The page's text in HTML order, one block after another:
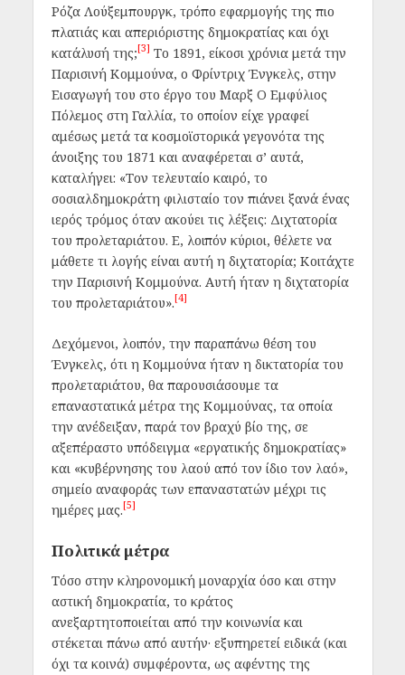
Ρόζα Λούξεμπουργκ, τρόπο εφαρμογής της πιο
πλατιάς και απεριόριστης δημοκρατίας και όχι
κατάλυσή της;[3] Το 1891, είκοσι χρόνια μετά την
Παρισινή Κομμούνα, ο Φρίντριχ Ένγκελς, στην
Εισαγωγή του στο έργο του Μαρξ Ο Εμφύλιος
Πόλεμος στη Γαλλία, το οποίον είχε γραφεί
αμέσως μετά τα κοσμοϊστορικά γεγονότα της
άνοιξης του 1871 και αναφέρεται σ’ αυτά,
καταλήγει: «Τον τελευταίο καιρό, το
σοσιαλδημοκράτη φιλισταίο τον πιάνει ξανά ένας
ιερός τρόμος όταν ακούει τις λέξεις: Διχτατορία
του προλεταριάτου. Ε, λοιπόν κύριοι, θέλετε να
μάθετε τι λογής είναι αυτή η διχτατορία; Κοιτάχτε
την Παρισινή Κομμούνα. Αυτή ήταν η διχτατορία
του προλεταριάτου».[4]
Δεχόμενοι, λοιπόν, την παραπάνω θέση του
Ένγκελς, ότι η Κομμούναήταν η δικτατορία του
προλεταριάτου, θα παρουσιάσουμε τα
επαναστατικά μέτρα της Κομμούνας, τα οποία
την ανέδειξαν, παρά τον βραχύ βίο της, σε
αξεπέραστο υπόδειγμα «εργατικής δημοκρατίας»
και «κυβέρνησης του λαού από τον ίδιο τον λαό»,
σημείο αναφοράς των επαναστατών μέχρι τις
ημέρες μας.[5]
Πολιτικά μέτρα
Τόσο στην κληρονομική μοναρχία όσο και στην
αστική δημοκρατία, το κράτος
ανεξαρτητοποιείται από την κοινωνία και
στέκεται πάνω από αυτήν· εξυπηρετεί ειδικά (και
όχι τα κοινά) συμφέροντα, ως αφέντης της